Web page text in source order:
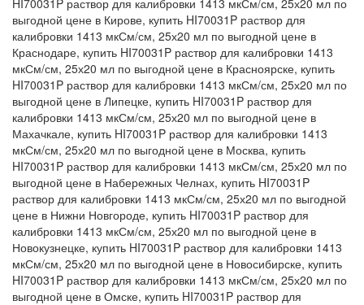
HI70031P раствор для калибровки 1413 мкСм/см, 25х20 мл по
выгодной цене в Кирове, купить HI70031P раствор для
калибровки 1413 мкСм/см, 25х20 мл по выгодной цене в
Краснодаре, купить HI70031P раствор для калибровки 1413
мкСм/см, 25х20 мл по выгодной цене в Красноярске, купить
HI70031P раствор для калибровки 1413 мкСм/см, 25х20 мл по
выгодной цене в Липецке, купить HI70031P раствор для
калибровки 1413 мкСм/см, 25х20 мл по выгодной цене в
Махачкале, купить HI70031P раствор для калибровки 1413
мкСм/см, 25х20 мл по выгодной цене в Москва, купить
HI70031P раствор для калибровки 1413 мкСм/см, 25х20 мл по
выгодной цене в Набережных Челнах, купить HI70031P
раствор для калибровки 1413 мкСм/см, 25х20 мл по выгодной
цене в Нижни Новгороде, купить HI70031P раствор для
калибровки 1413 мкСм/см, 25х20 мл по выгодной цене в
Новокузнецке, купить HI70031P раствор для калибровки 1413
мкСм/см, 25х20 мл по выгодной цене в Новосибирске, купить
HI70031P раствор для калибровки 1413 мкСм/см, 25х20 мл по
выгодной цене в Омске, купить HI70031P раствор для